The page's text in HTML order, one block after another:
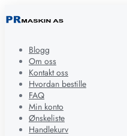
Blogg
Om oss
Kontakt oss
Hvordan bestille
FAQ
Min konto
Ønskeliste
Handlekurv